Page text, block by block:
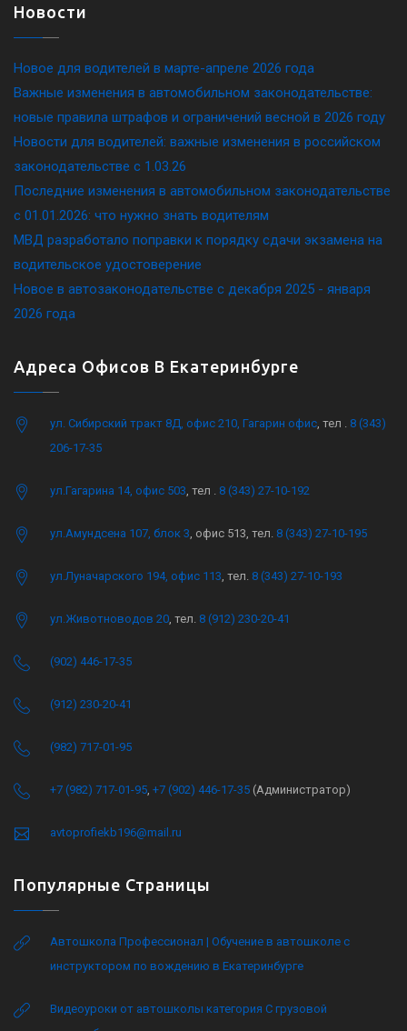
Новости
Новое для водителей в марте-апреле 2026 года
Важные изменения в автомобильном законодательстве:
новые правила штрафов и ограничений весной в 2026 году
Новости для водителей: важные изменения в российском
законодательстве c 1.03.26
Последние изменения в автомобильном законодательстве
c 01.01.2026: что нужно знать водителям
МВД разработало поправки к порядку сдачи экзамена на
водительское удостоверение
Новое в автозаконодательстве с декабря 2025 - января
2026 года
Адреса Офисов В Екатеринбурге
ул. Сибирский тракт 8Д, офис 210, Гагарин офис , тел . 8 (343)
206-17-35
ул.Гагарина 14, офис 503 , тел . 8 (343) 27-10-192
ул.Амундсена 107, блок 3 , офис 513, тел. 8 (343) 27-10-195
ул.Луначарского 194, офис 113 , тел. 8 (343) 27-10-193
ул.Животноводов 20 , тел. 8 (912) 230-20-41
(902) 446-17-35
(912) 230-20-41
(982) 717-01-95
+7 (982) 717-01-95 +7 (902) 446-17-35 (Администратор)
avtoprofiekb196@mail.ru
Популярные Страницы
Автошкола Профессионал | Обучение в автошколе с
инструктором по вождению в Екатеринбурге
Видеоуроки от автошколы категория C грузовой